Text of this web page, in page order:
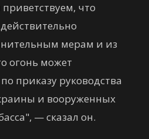
что
мерам и из
огонь может
приказу руководства
и вооруженных
— сказал он.